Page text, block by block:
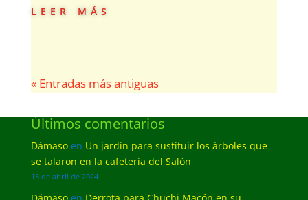
leer más
« Entradas más antiguas
Últimos comentarios
Dámasoen Un jardín para sustituir los árboles que
se talaron en la cafetería del Salón
13 de abril de 2024